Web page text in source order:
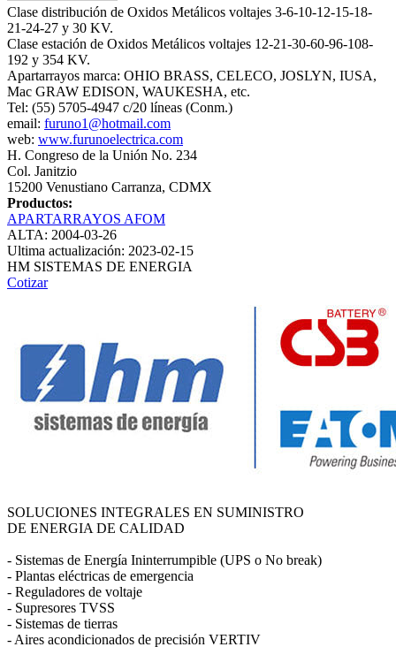
Clase distribución de Oxidos Metálicos voltajes 3-6-10-12-15-18-
21-24-27 y 30 KV.
Clase estación de Oxidos Metálicos voltajes 12-21-30-60-96-108-
192 y 354 KV.
Apartarrayos marca: OHIO BRASS, CELECO, JOSLYN, IUSA,
Mac GRAW EDISON, WAUKESHA, etc.
Tel: (55) 5705-4947 c/20 líneas (Conm.)
email: furuno1@hotmail.com
web: www.furunoelectrica.com
H. Congreso de la Unión No. 234
Col. Janitzio
15200 Venustiano Carranza, CDMX
Productos:
APARTARRAYOS AFOM
ALTA: 2004-03-26
Ultima actualización: 2023-02-15
HM SISTEMAS DE ENERGIA
Cotizar
SOLUCIONES INTEGRALES EN SUMINISTRO
DE ENERGIA DE CALIDAD
- Sistemas de Energía Ininterrumpible (UPS o No break)
- Plantas eléctricas de emergencia
- Reguladores de voltaje
- Supresores TVSS
- Sistemas de tierras
- Aires acondicionados de precisión VERTIV